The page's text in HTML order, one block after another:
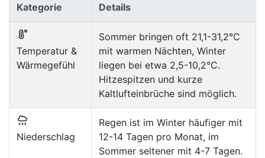
Kategorie Details
Temperatur &
Wärmegefühl
Sommer bringen oft 21,1-31,2°C
mit warmen Nächten, Winter
liegen bei etwa 2,5-10,2°C.
Hitzespitzen und kurze
Kaltlufteinbrüche sind möglich.
Niederschlag
Regen ist im Winter häufiger mit
12-14 Tagen pro Monat, im
Sommer seltener mit 4-7 Tagen.